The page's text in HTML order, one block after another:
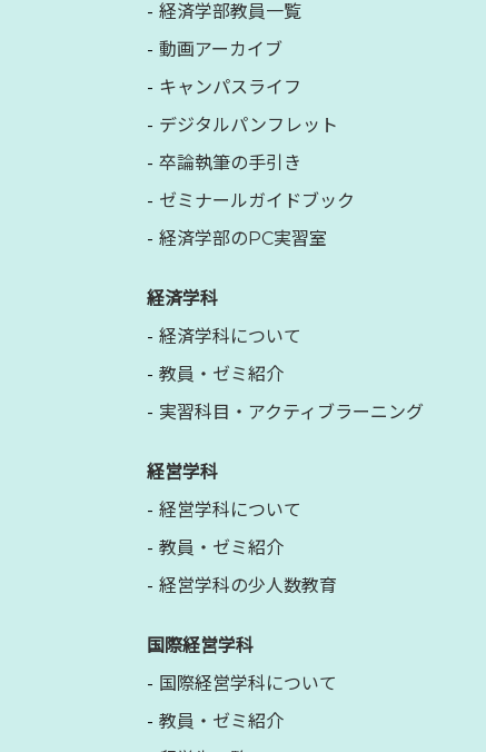
経済学部教員一覧
動画アーカイブ
キャンパスライフ
デジタルパンフレット
卒論執筆の手引き
ゼミナールガイドブック
経済学部のPC実習室
経済学科
経済学科について
教員・ゼミ紹介
実習科目・アクティブラーニング
経営学科
経営学科について
教員・ゼミ紹介
経営学科の少人数教育
国際経営学科
国際経営学科について
教員・ゼミ紹介